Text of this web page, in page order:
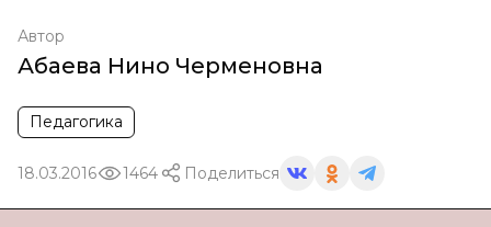
Автор
Абаева Нино Черменовна
Педагогика
18.03.2016 1464 Поделиться